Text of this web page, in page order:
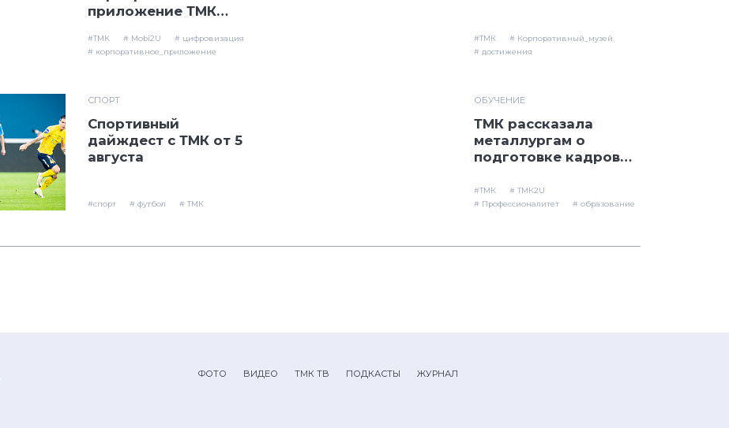
приложение ТМК
юбилей
#ТМК # Mobi2U
# цифровизация
# корпоративное_приложение
#ТМК
# Корпоративный_музей
# достижения
СПОРТ
Спортивный
дайждест с ТМК от 5
августа
#спорт # футбол # ТМК
ОБУЧЕНИЕ
ТМК рассказала
металлургам о
подготовке кадров
«Профессионалитета
»
#ТМК
# ТМК2U
# Профессионалитет
# образование
ФОТО ВИДЕО ТМК ТВ ПОДКАСТЫ ЖУРНАЛ